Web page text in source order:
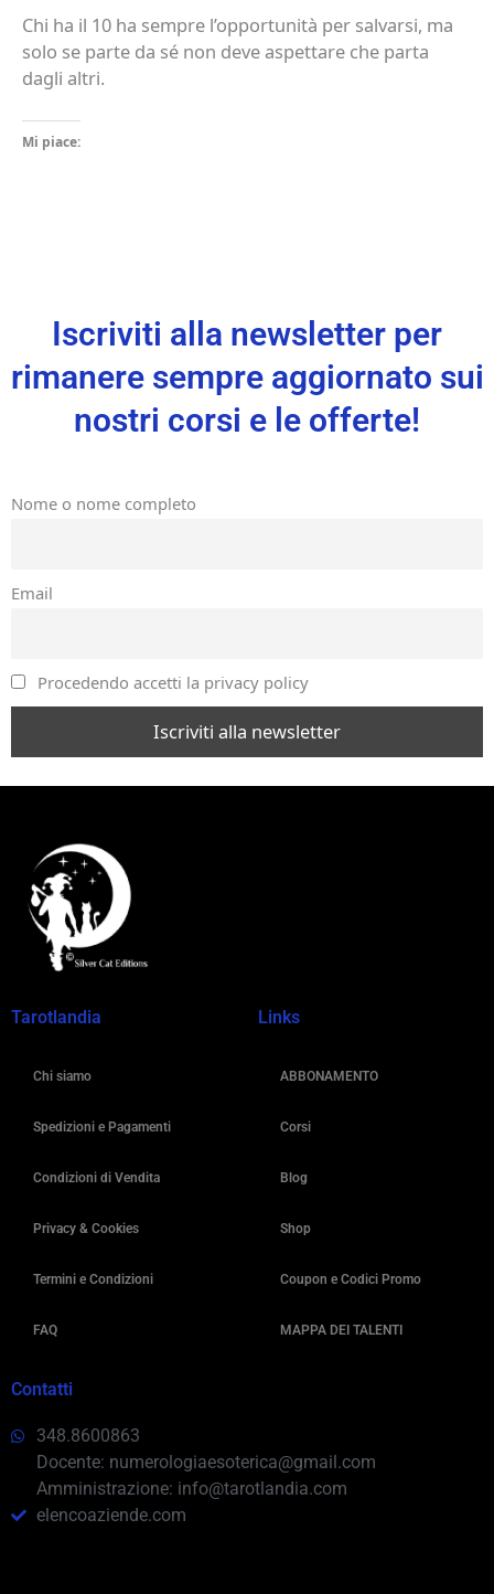
Chi ha il 10 ha sempre l’opportunità per salvarsi, ma
solo se parte da sé non deve aspettare che parta
dagli altri.
Mi piace:
Iscriviti alla newsletter per
rimanere sempre aggiornato sui
nostri corsi e le offerte!
Nome o nome completo
Email
Procedendo accetti la privacy policy
Tarotlandia
Chi siamo
Spedizioni e Pagamenti
Condizioni di Vendita
Privacy & Cookies
Termini e Condizioni
FAQ
Links
ABBONAMENTO
Corsi
Blog
Shop
Coupon e Codici Promo
MAPPA DEI TALENTI
Contatti
348.8600863
Docente: numerologiaesoterica@gmail.com
Amministrazione: info@tarotlandia.com
elencoaziende.com